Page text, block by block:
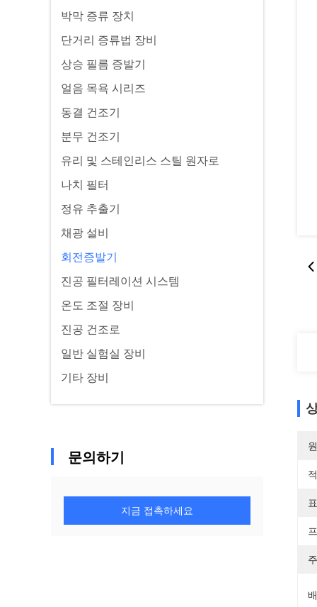
박막 증류 장치
단거리 증류법 장비
상승 필름 증발기
얼음 목욕 시리즈
동결 건조기
분무 건조기
유리 및 스테인리스 스틸 원자로
나치 필터
정유 추출기
채광 설비
회전증발기
진공 필터레이션 시스템
온도 조절 장비
진공 건조로
일반 실험실 장비
기타 장비
문의하기
지금 접촉하세요